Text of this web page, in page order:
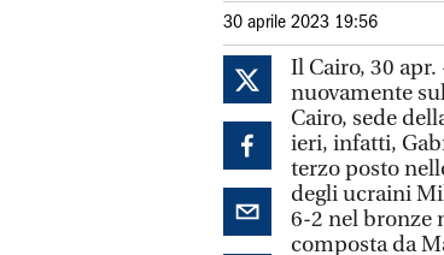
30 aprile 2023 19:56
Il Cairo, 30 apr.
nuovamente
Cairo, sede
ieri, infatti,
terzo posto
degli ucraini
6-2 nel bronze
composta da